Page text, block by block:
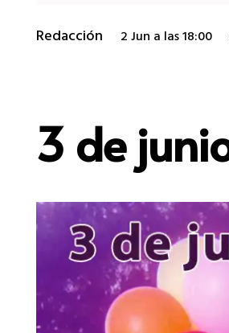
Redacción 2 Jun a las 18:00
3 de